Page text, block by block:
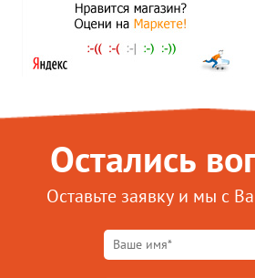
Остались
Оставьте заявку и мы с